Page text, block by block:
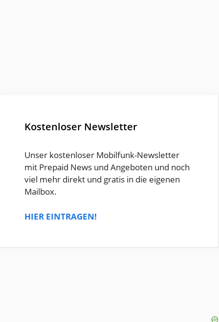
Kostenloser Newsletter
Unser kostenloser Mobilfunk-Newsletter
mit Prepaid News und Angeboten und noch
viel mehr direkt und gratis in die eigenen
Mailbox.
HIER EINTRAGEN!